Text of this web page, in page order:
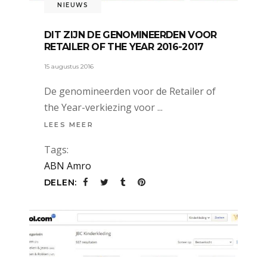
NIEUWS
DIT ZIJN DE GENOMINEERDEN VOOR
RETAILER OF THE YEAR 2016-2017
15 augustus 2016
De genomineerden voor de Retailer of
the Year-verkiezing voor
LEES MEER
Tags:
ABN Amro
DELEN: